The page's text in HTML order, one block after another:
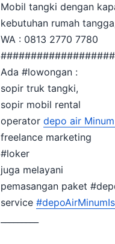
Mobil tangki dengan
kebutuhan rumah
WA : 0813 2770 7780
Ada #lowongan :
sopir truk tangki,
sopir mobil rental
operator depo air
freelance marketing
#loker
juga melayani
pemasangan paket
service